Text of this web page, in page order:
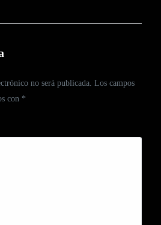
no será publicada. Los campos
con *